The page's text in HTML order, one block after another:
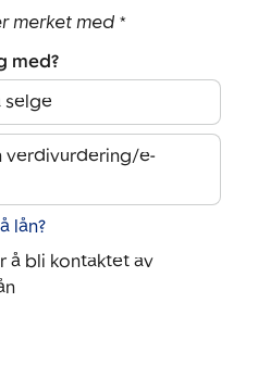
merket med *
med?
selge
verdivurdering/e-
lån?
å bli kontaktet av